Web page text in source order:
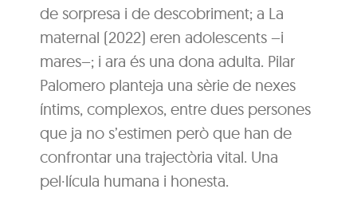
de sorpresa i de descobriment; a La
maternal (2022) eren adolescents –i
mares–; i ara és una dona adulta. Pilar
Palomero planteja una sèrie de nexes
íntims, complexos, entre dues persones
que ja no s’estimen però que han de
confrontar una trajectòria vital. Una
pel·lícula humana i honesta.